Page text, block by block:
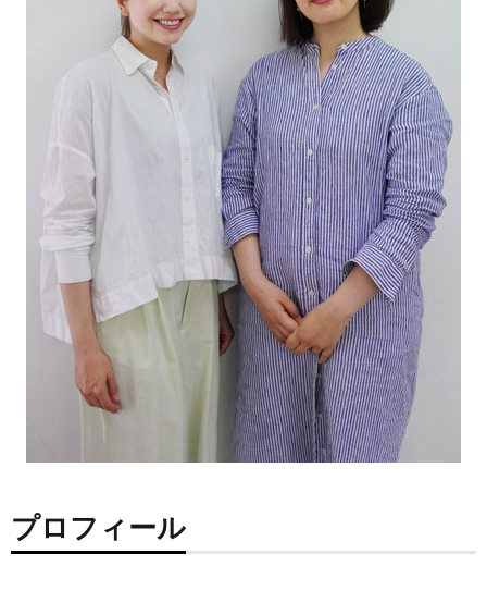
プロフィール